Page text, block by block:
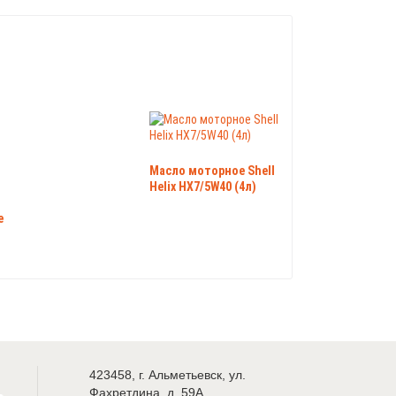
Масло моторное Shell
Helix HX7/5W40 (4л)
423458 г. Альметьевск ул.
Фахретдина, д. 59А